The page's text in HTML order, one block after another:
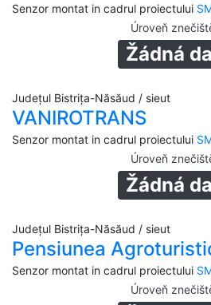
Senzor montat in cadrul proiectului
Úroveň
Žádná
Județul Bistrița-Năsăud / sieut
VANIROTRANS
Senzor montat in cadrul proiectului
Úroveň
Žádná
Județul Bistrița-Năsăud / sieut
Pensiunea
Senzor montat in cadrul proiectului
Úroveň